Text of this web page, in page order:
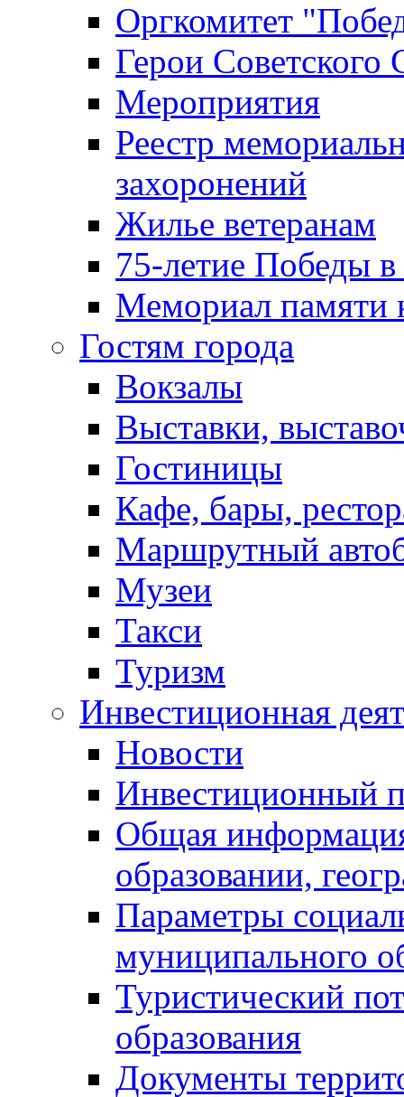
Оргкомитет
Герои Советского
Мероприятия
Реестр
захоронений
Жилье ветеранам
75-летие Победы
Мемориал памяти
Гостям города
Вокзалы
Выставки,
Гостиницы
Кафе, бары,
Маршрутный
Музеи
Такси
Туризм
Инвестиционная
Новости
Инвестиционный
Общая
образовании,
Параметры
муниципального
Туристический
образования
Документы